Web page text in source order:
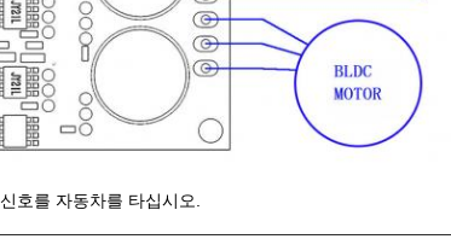
호를 자동차를 타십시오.